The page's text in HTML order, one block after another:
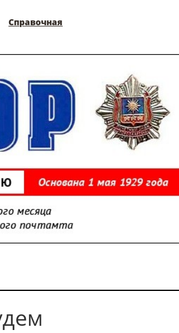
Справочная